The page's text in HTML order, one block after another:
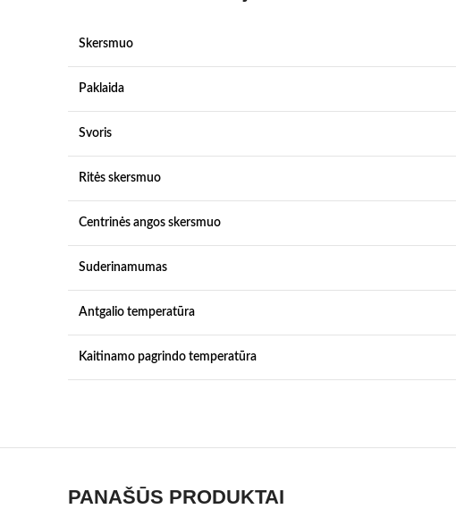
Skersmuo
Paklaida
Svoris
Ritės skersmuo
Centrinės angos skersmuo
Suderinamumas
Antgalio temperatūra
Kaitinamo pagrindo temperatūra
PANAŠŪS PRODUKTAI